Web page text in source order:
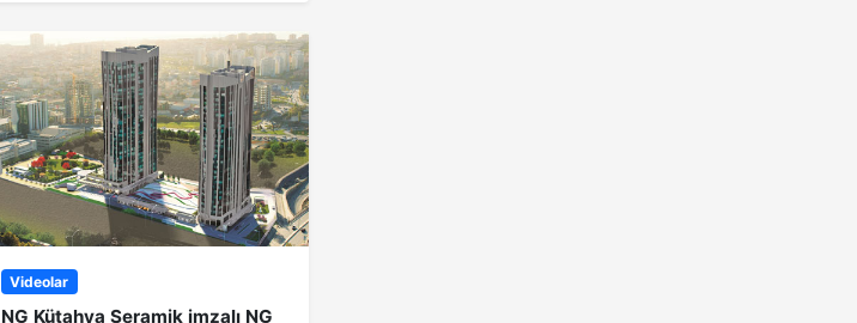
Videolar
NG Kütahya Seramik imzalı NG